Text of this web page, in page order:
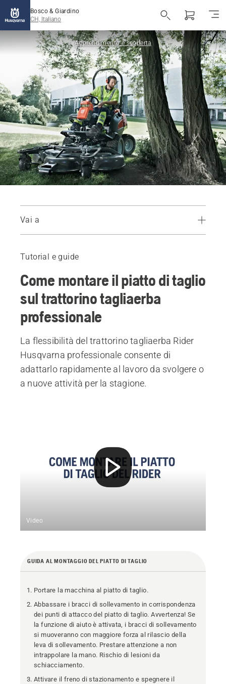
Bosco & Giardino
CH, Italiano
Apprendimento e scoperta
Vai a
Tutorial e guide
Come montare il piatto di taglio
sul trattorino tagliaerba
professionale
La flessibilità del trattorino tagliaerba Rider
Husqvarna professionale consente di
adattarlo rapidamente al lavoro da svolgere o
a nuove attività per la stagione.
Video
GUIDA AL MONTAGGIO DEL PIATTO DI TAGLIO
Portare la macchina al piatto di taglio.
Abbassare i bracci di sollevamento in corrispondenza
dei punti di attacco del piatto di taglio. Avvertenza! Se
la funzione di aiuto è attivata, i bracci di sollevamento
si muoveranno con maggiore forza al rilascio della
leva di sollevamento. Prestare attenzione a non
intrappolare la mano. Rischio di lesioni da
schiacciamento.
Attivare il freno di stazionamento e spegnere il